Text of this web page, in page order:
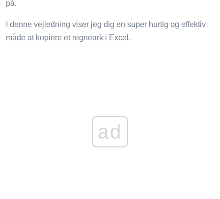
på.
I denne vejledning viser jeg dig en super hurtig og effektiv
måde at kopiere et regneark i Excel.
ad